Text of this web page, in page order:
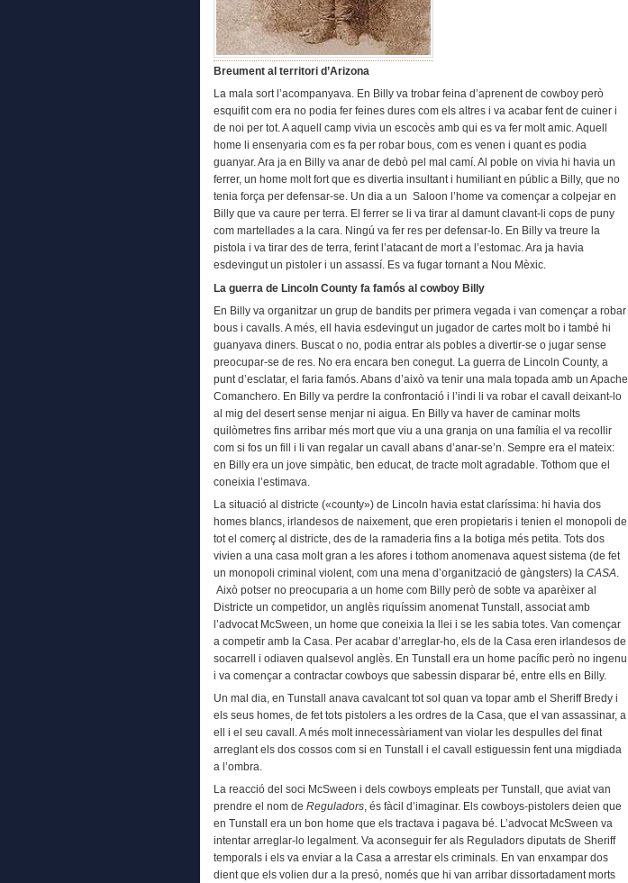
Breument al territori d’Arizona
La mala sort l’acompanyava. En Billy va trobar feina d’aprenent de cowboy però
esquifit com era no podia fer feines dures com els altres i va acabar fent de cuiner i
de noi per tot. A aquell camp vivia un escocès amb qui es va fer molt amic. Aquell
home li ensenyaria com es fa per robar bous, com es venen i quant es podia
guanyar. Ara ja en Billy va anar de debò pel mal camí. Al poble on vivia hi havia un
ferrer, un home molt fort que es divertia insultant i humiliant en públic a Billy, que no
tenia força per defensar-se. Un dia a un Saloon l’home va començar a colpejar en
Billy que va caure per terra. El ferrer se li va tirar al damunt clavant-li cops de puny
com martellades a la cara. Ningú va fer res per defensar-lo. En Billy va treure la
pistola i va tirar des de terra, ferint l’atacant de mort a l’estomac. Ara ja havia
esdevingut un pistoler i un assassí. Es va fugar tornant a Nou Mèxic.
La guerra de Lincoln County fa famós al cowboy Billy
En Billy va organitzar un grup de bandits per primera vegada i van començar a robar
bous i cavalls. A més, ell havia esdevingut un jugador de cartes molt bo i també hi
guanyava diners. Buscat o no, podia entrar als pobles a divertir-se o jugar sense
preocupar-se de res. No era encara ben conegut. La guerra de Lincoln County, a
punt d’esclatar, el faria famós. Abans d’això va tenir una mala topada amb un Apache
Comanchero. En Billy va perdre la confrontació i l’indi li va robar el cavall deixant-lo
al mig del desert sense menjar ni aigua. En Billy va haver de caminar molts
quilòmetres fins arribar més mort que viu a una granja on una família el va recollir
com si fos un fill i li van regalar un cavall abans d’anar-se’n. Sempre era el mateix:
en Billy era un jove simpàtic, ben educat, de tracte molt agradable. Tothom que el
coneixia l’estimava.
La situació al districte («county») de Lincoln havia estat claríssima: hi havia dos
homes blancs, irlandesos de naixement, que eren propietaris i tenien el monopoli de
tot el comerç al districte, des de la ramaderia fins a la botiga més petita. Tots dos
vivien a una casa molt gran a les afores i tothom anomenava aquest sistema (de fet
un monopoli criminal violent, com una mena d’organització de gàngsters) la CASA
Això potser no preocuparia a un home com Billy però de sobte va aparèixer al
Districte un competidor, un anglès riquíssim anomenat Tunstall, associat amb
l’advocat McSween, un home que coneixia la llei i se les sabia totes. Van començar
a competir amb la Casa. Per acabar d’arreglar-ho, els de la Casa eren irlandesos de
socarrell i odiaven qualsevol anglès. En Tunstall era un home pacífic però no ingenu
i va començar a contractar cowboys que sabessin disparar bé, entre ells en Billy.
Un mal dia, en Tunstall anava cavalcant tot sol quan va topar amb el Sheriff Bredy i
els seus homes, de fet tots pistolers a les ordres de la Casa, que el van assassinar, a
ell i el seu cavall. A més molt innecessàriament van violar les despulles del finat
arreglant els dos cossos com si en Tunstall i el cavall estiguessin fent una migdiada
a l’ombra.
La reacció del soci McSween i dels cowboys empleats per Tunstall, que aviat van
prendre el nom de Reguladors, és fàcil d’imaginar. Els cowboys-pistolers deien que
en Tunstall era un bon home que els tractava i pagava bé. L’advocat McSween va
intentar arreglar-lo legalment. Va aconseguir fer als Reguladors diputats de Sheriff
temporals i els va enviar a la Casa a arrestar els criminals. En van enxampar dos
dient que els volien dur a la presó, només que hi van arribar dissortadament morts